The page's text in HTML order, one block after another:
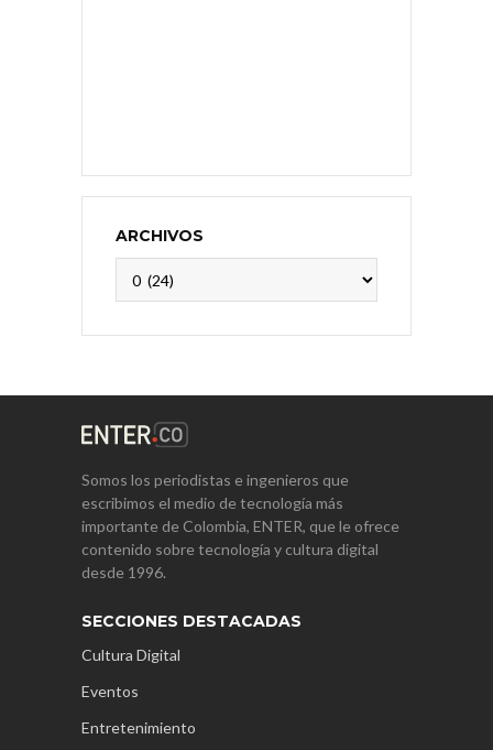
ARCHIVOS
Somos los periodistas e ingenieros que
escribimos el medio de tecnología más
importante de Colombia, ENTER, que le ofrece
contenido sobre tecnología y cultura digital
desde 1996.
SECCIONES DESTACADAS
Cultura Digital
Eventos
Entretenimiento